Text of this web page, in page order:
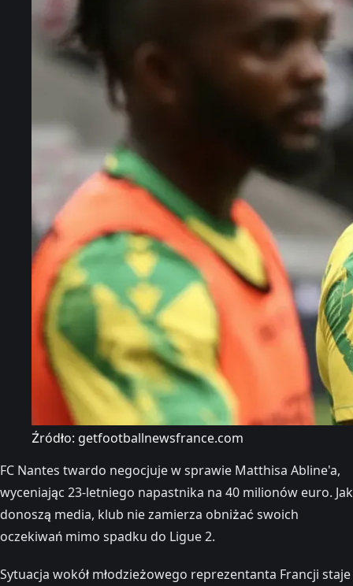
Źródło: getfootballnewsfrance.com
FC Nantes twardo negocjuje w sprawie Matthisa Abline'a,
wyceniając 23-letniego napastnika na 40 milionów euro. Jak
donoszą media, klub nie zamierza obniżać swoich
oczekiwań mimo spadku do Ligue 2.
Sytuacja wokół młodzieżowego reprezentanta Francji staje